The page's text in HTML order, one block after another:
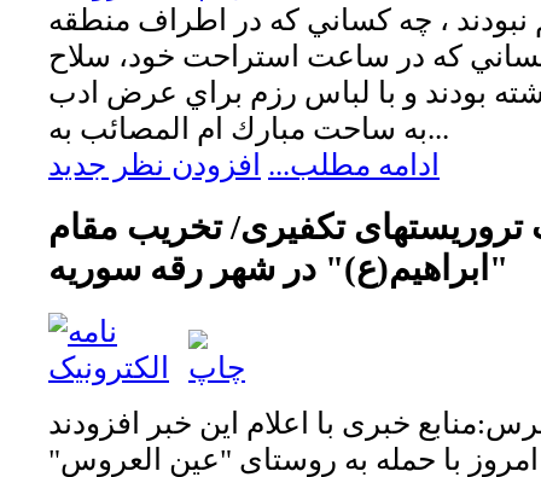
، چه كساني كه در اطراف منطقه
كه در ساعت استراحت خود، سلاح
بودند و با لباس رزم براي عرض ادب
به ساحت مبارك ام المصائب به...
ادامه مطلب... افزودن نظر جدید
تروریستهای تکفیری/ تخریب مقام
"ابراهیم(ع)" در شهر رقه سوریه
خبری با اعلام این خبر افزودند
با حمله به روستای "عین العروس"